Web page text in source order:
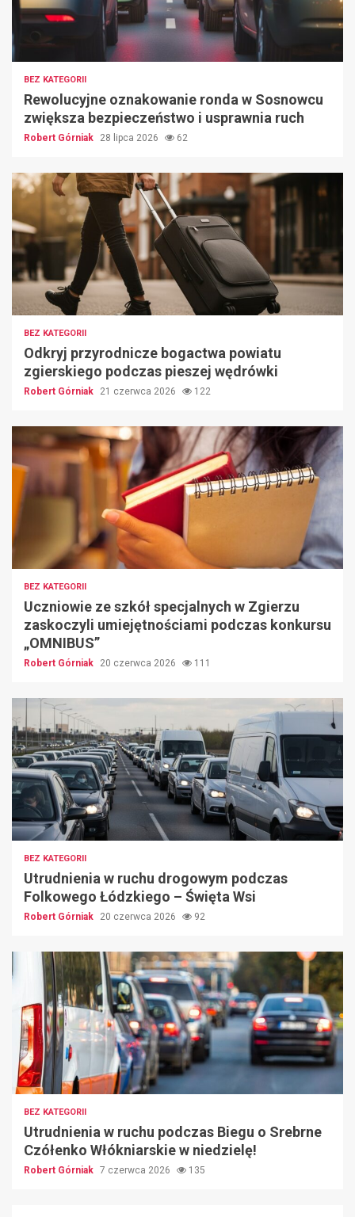
BEZ KATEGORII
Rewolucyjne oznakowanie ronda w Sosnowcu
zwiększa bezpieczeństwo i usprawnia ruch
Robert Górniak 28 lipca 2026 62
BEZ KATEGORII
Odkryj przyrodnicze bogactwa powiatu
zgierskiego podczas pieszej wędrówki
Robert Górniak 21 czerwca 2026 122
BEZ KATEGORII
Uczniowie ze szkół specjalnych w Zgierzu
zaskoczyli umiejętnościami podczas konkursu
„OMNIBUS”
Robert Górniak 20 czerwca 2026 111
BEZ KATEGORII
Utrudnienia w ruchu drogowym podczas
Folkowego Łódzkiego – Święta Wsi
Robert Górniak 20 czerwca 2026 92
BEZ KATEGORII
Utrudnienia w ruchu podczas Biegu o Srebrne
Czółenko Włókniarskie w niedzielę!
Robert Górniak 7 czerwca 2026 135